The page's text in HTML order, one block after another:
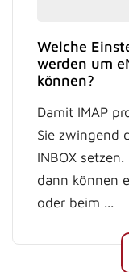
Welche
werden um
können?
Damit IMAP
Sie zwingend
INBOX
dann können
oder beim ...